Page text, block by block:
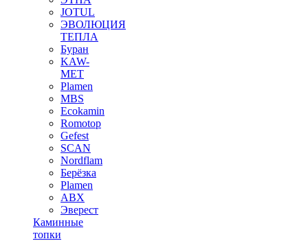
JOTUL
ЭВОЛЮЦИЯ
ТЕПЛА
Буран
KAW-
MET
Plamen
MBS
Ecokamin
Romotop
Gefest
SCAN
Nordflam
Берёзка
Plamen
ABX
Эверест
Каминные
топки